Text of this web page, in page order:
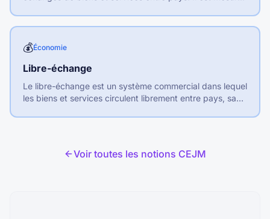
💰Économie
Libre-échange
Le libre-échange est un système commercial dans lequel
les biens et services circulent librement entre pays, sans
Voir toutes les notions CEJM